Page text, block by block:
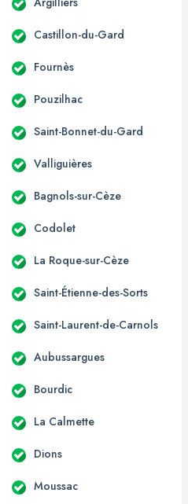
Castillon-du-Gard
Fournès
Pouzilhac
Saint-Bonnet-du-Gard
Valliguières
Bagnols-sur-Cèze
Codolet
La Roque-sur-Cèze
Saint-Étienne-des-Sorts
Saint-Laurent-de-Carnols
Aubussargues
Bourdic
La Calmette
Dions
Moussac